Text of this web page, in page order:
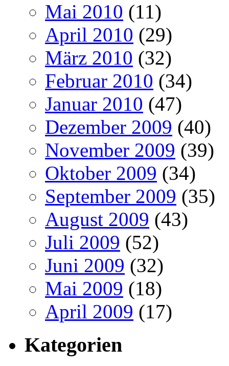
Mai 2010 (11)
April 2010 (29)
März 2010 (32)
Februar 2010 (34)
Januar 2010 (47)
Dezember 2009 (40)
November 2009 (39)
Oktober 2009 (34)
September 2009 (35)
August 2009 (43)
Juli 2009 (52)
Juni 2009 (32)
Mai 2009 (18)
April 2009 (17)
Kategorien